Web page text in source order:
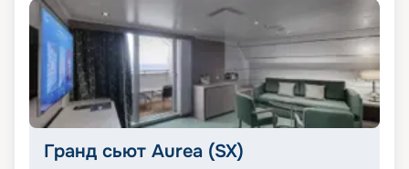
Гранд сьют Aurea (SX)